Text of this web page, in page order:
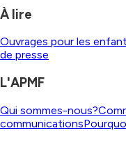
À lire
Ouvrages pour les
de presse
L'APMF
Qui sommes-nous?
communications